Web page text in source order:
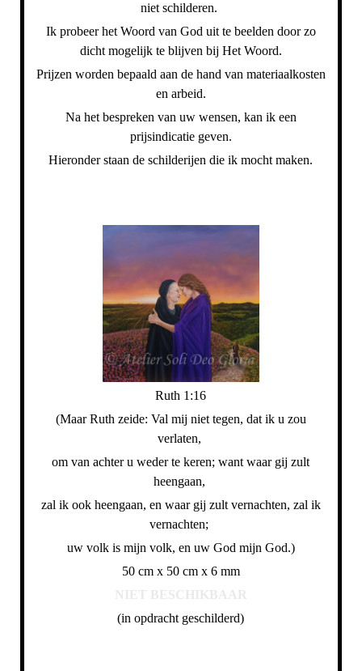
niet schilderen.
Ik probeer het Woord van God uit te beelden door zo
dicht mogelijk te blijven bij Het Woord.
Prijzen worden bepaald aan de hand van materiaalkosten
en arbeid.
Na het bespreken van uw wensen, kan ik een
prijsindicatie geven.
Hieronder staan de schilderijen die ik mocht maken.
Ruth 1:16
(Maar Ruth zeide: Val mij niet tegen, dat ik u zou
verlaten,
om van achter u weder te keren; want waar gij zult
heengaan,
zal ik ook heengaan, en waar gij zult vernachten, zal ik
vernachten;
uw volk is mijn volk, en uw God mijn God.)
50 cm x 50 cm x 6 mm
(in opdracht geschilderd)